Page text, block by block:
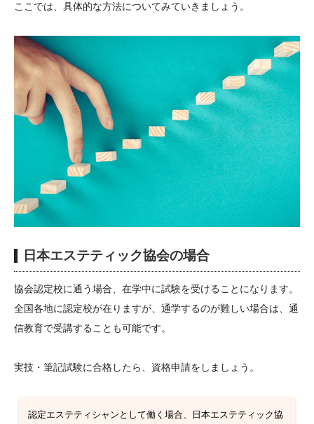
ここでは、具体的な方法についてみていきましょう。
日本エステティック協会の場合
協会認定校に通う場合、在学中に試験を受けることになります。
全国各地に認定校が在りますが、通学するのが難しい場合は、通
信教育で受講することも可能です。
実技・筆記試験に合格したら、資格申請をしましょう。
認定エステティシャンとして働く場合、日本エステティック協